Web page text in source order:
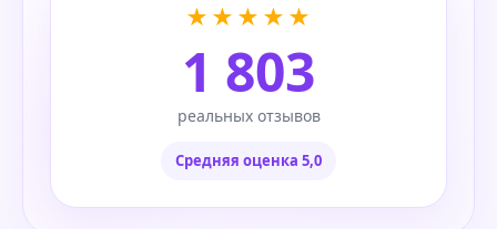
★★★★★
1 803
реальных отзывов
Средняя оценка 5,0